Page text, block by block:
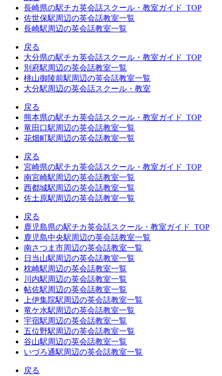
長崎県の駅チカ英会話スクール・教室ガイド_TOP
佐世保駅周辺の英会話教室一覧
長崎駅周辺の英会話教室一覧
戻る
大分県の駅チカ英会話スクール・教室ガイド_TOP
別府駅周辺の英会話教室一覧
桃山御陵前駅周辺の英会話教室一覧
大分駅周辺の英会話スクール・教室
戻る
熊本県の駅チカ英会話スクール・教室ガイド_TOP
竜田口駅周辺の英会話教室一覧
花畑町駅周辺の英会話教室一覧
戻る
宮崎県の駅チカ英会話スクール・教室ガイド_TOP
南宮崎駅周辺の英会話教室一覧
西都城駅周辺の英会話教室一覧
佐土原駅周辺の英会話教室一覧
戻る
鹿児島県の駅チカ英会話スクール・教室ガイド_TOP
鹿児島中央駅周辺の英会話教室一覧
南さつま市周辺の英会話教室一覧
日当山駅周辺の英会話教室一覧
枕崎駅周辺の英会話教室一覧
川内駅周辺の英会話教室一覧
帖佐駅周辺の英会話教室一覧
上伊集院駅周辺の英会話教室一覧
竜ケ水駅周辺の英会話教室一覧
宇宿駅周辺の英会話教室一覧
五位野駅周辺の英会話教室一覧
谷山駅周辺の英会話教室一覧
いづろ通駅周辺の英会話教室一覧
戻る